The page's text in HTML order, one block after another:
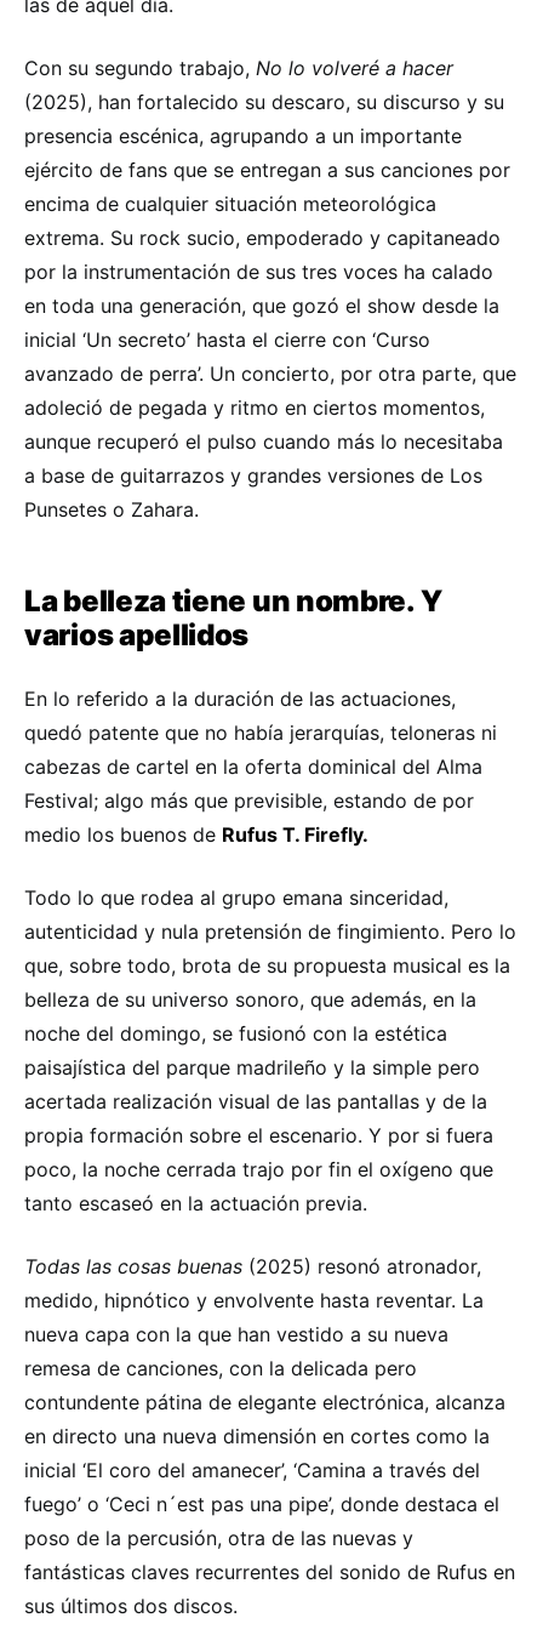
Con su segundo trabajo, No lo volveré a hacer
(2025), han fortalecido su descaro, su discurso y su
presencia escénica, agrupando a un importante
ejército de fans que se entregan a sus canciones por
encima de cualquier situación meteorológica
extrema. Su rock sucio, empoderado y capitaneado
por la instrumentación de sus tres voces ha calado
en toda una generación, que gozó el show desde la
inicial ‘Un secreto’ hasta el cierre con ‘Curso
avanzado de perra’. Un concierto, por otra parte, que
adoleció de pegada y ritmo en ciertos momentos,
aunque recuperó el pulso cuando más lo necesitaba
a base de guitarrazos y grandes versiones de Los
Punsetes o Zahara.
La belleza tiene un nombre. Y
varios apellidos
En lo referido a la duración de las actuaciones,
quedó patente que no había jerarquías, teloneras ni
cabezas de cartel en la oferta dominical del Alma
Festival; algo más que previsible, estando de por
medio los buenos de Rufus T. Firefly.
Todo lo que rodea al grupo emana sinceridad,
autenticidad y nula pretensión de fingimiento. Pero lo
que, sobre todo, brota de su propuesta musical es la
belleza de su universo sonoro, que además, en la
noche del domingo, se fusionó con la estética
paisajística del parque madrileño y la simple pero
acertada realización visual de las pantallas y de la
propia formación sobre el escenario. Y por si fuera
poco, la noche cerrada trajo por fin el oxígeno que
tanto escaseó en la actuación previa.
Todas las cosas buenas (2025) resonó atronador,
medido, hipnótico y envolvente hasta reventar. La
nueva capa con la que han vestido a su nueva
remesa de canciones, con la delicada pero
contundente pátina de elegante electrónica, alcanza
en directo una nueva dimensión en cortes como la
inicial ‘El coro del amanecer’, ‘Camina a través del
fuego’ o ‘Ceci n´est pas una pipe’, donde destaca el
poso de la percusión, otra de las nuevas y
fantásticas claves recurrentes del sonido de Rufus en
sus últimos dos discos.